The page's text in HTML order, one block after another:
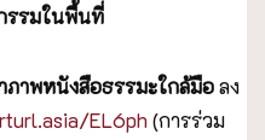
รรมในพื้นที่
าภาพหนังสือธรรมะใกล้มือลง
EL6ph (การร่วม